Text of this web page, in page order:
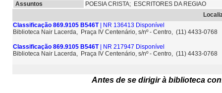
Assuntos
POESIA CRISTA; ESCRITORES DA REGIAO
Classificação 869.9105 B546T| NR 136413 Disponível
Biblioteca Nair Lacerda, Praça IV Centenário, s/nº - Centro, (11) 4433-0768
Classificação 869.9105 B546T| NR 217947 Disponível
Biblioteca Nair Lacerda, Praça IV Centenário, s/nº - Centro, (11) 4433-0768
Antes de se dirigir à biblioteca